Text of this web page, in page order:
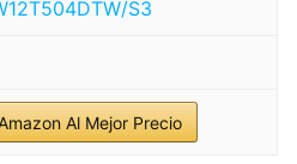
S3
Al Mejor Precio